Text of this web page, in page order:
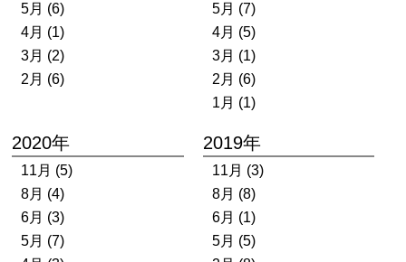
5月 (6)
4月 (1)
3月 (2)
2月 (6)
5月 (7)
4月 (5)
3月 (1)
2月 (6)
1月 (1)
2020年
11月 (5)
8月 (4)
6月 (3)
5月 (7)
2019年
11月 (3)
8月 (8)
6月 (1)
5月 (5)